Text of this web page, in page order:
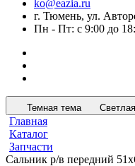
ko@eazia.ru
г. Тюмень, ул.
Пн - Пт: с 9:00 до
Темная тема
Главная
Каталог
Запчасти
Сальник р/в передний